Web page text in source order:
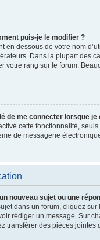
puis-je le modifier ?
en dessous de votre nom
Dans la plupart des
votre rang sur le forum.
de me connecter lorsque
cette fonctionnalité,
de messagerie
nouveau sujet ou une
dans un forum, cliquez
rédiger un message. Sur
transférer des pièces jointes